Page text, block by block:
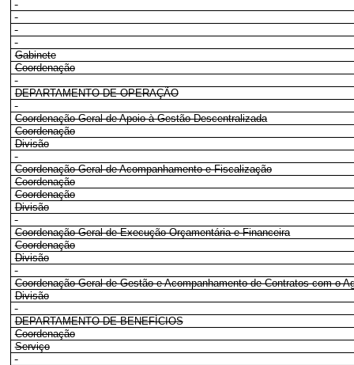
Gabinete
Coordenação
DEPARTAMENTO DE OPERAÇÃO
Coordenação-Geral de Apoio à Gestão Descentralizada
Coordenação
Divisão
Coordenação-Geral de Acompanhamento e Fiscalização
Coordenação
Coordenação
Divisão
Coordenação-Geral de Execução Orçamentária e Financeira
Coordenação
Divisão
Coordenação-Geral de Gestão e Acompanhamento de Contratos com o
Divisão
DEPARTAMENTO DE BENEFÍCIOS
Coordenação
Serviço